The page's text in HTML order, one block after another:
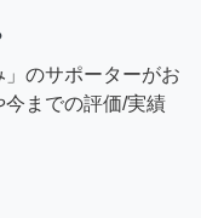
」のサポーターがお
までの評価/実績